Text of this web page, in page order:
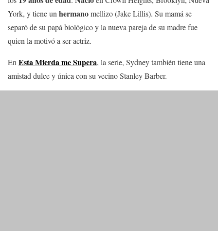
York, y tiene un hermanomellizo (Jake Lillis). Su mamá se
separó de su papá biológico y la nueva pareja de su madre fue
quien la motivó a ser actriz.
En Esta Mierda me Supera, la serie, Sydney también tiene una
amistad dulce y única con su vecino Stanley Barber.